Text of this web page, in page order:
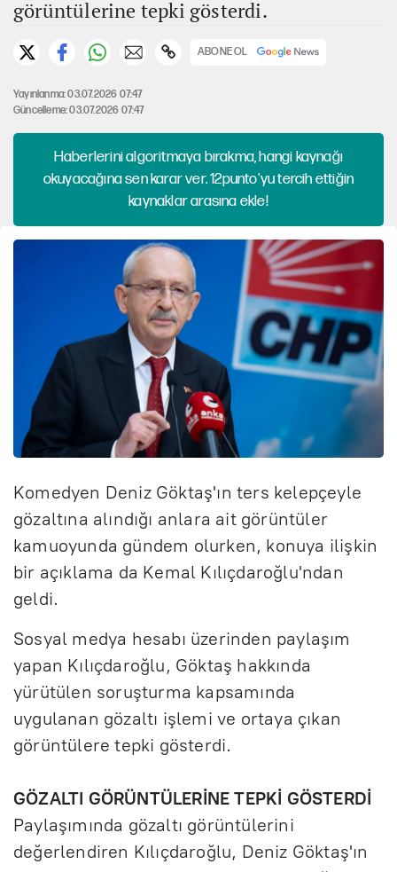
görüntülerine tepki gösterdi.
ABONE OL
Yayınlanma: 03.07.2026 07:47
Güncelleme: 03.07.2026 07:47
Haberlerini algoritmaya bırakma, hangi kaynağı
okuyacağına sen karar ver. 12punto'yu tercih ettiğin
kaynaklar arasına ekle!
Komedyen Deniz Göktaş'ın ters kelepçeyle
gözaltına alındığı anlara ait görüntüler
kamuoyunda gündem olurken, konuya ilişkin
bir açıklama da Kemal Kılıçdaroğlu'ndan
geldi.
Sosyal medya hesabı üzerinden paylaşım
yapan Kılıçdaroğlu, Göktaş hakkında
yürütülen soruşturma kapsamında
uygulanan gözaltı işlemi ve ortaya çıkan
görüntülere tepki gösterdi.
GÖZALTI GÖRÜNTÜLERİNE TEPKİ GÖSTERDİ
Paylaşımında gözaltı görüntülerini
değerlendiren Kılıçdaroğlu, Deniz Göktaş'ın